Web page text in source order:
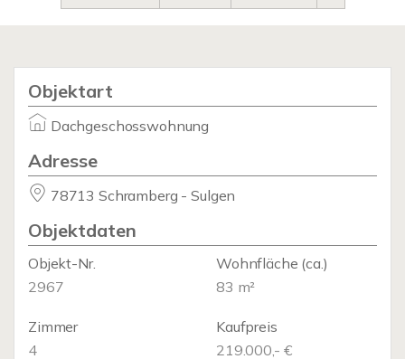
Objektart
Dachgeschosswohnung
Adresse
78713 Schramberg - Sulgen
Objektdaten
Objekt-Nr.
2967
Wohnfläche (ca.)
83 m²
Zimmer
4
Kaufpreis
219.000,- €